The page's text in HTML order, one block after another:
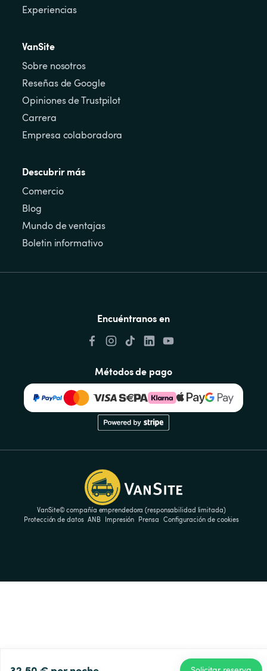
Experiencias
VanSite
Sobre nosotros
Reseñas de Google
Opiniones de Trustpilot
Carrera
Empresa colaboradora
Descubrir más
Comercio
Blog
Mundo de ventajas
Boletin informativo
Encuéntranos en
Métodos de pago
VanSite© compañía emprendedora (responsabilidad limitada)
Protección de datos ANB Impresión Prensa Configuración de cookies